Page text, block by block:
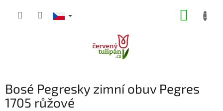
Bosé Pegresky zimní obuv Pegres
1705 růžové